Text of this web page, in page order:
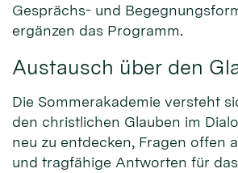
Gesprächs- und
ergänzen das Programm.
Austausch über den
Die Sommerakademie versteht
den christlichen Glauben im
neu zu entdecken, Fragen offen
und tragfähige Antworten für